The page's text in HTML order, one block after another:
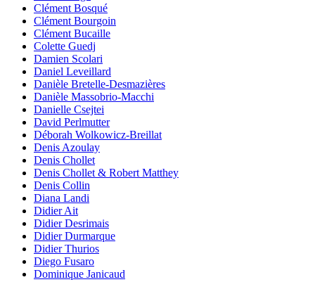
Clément Bosqué
Clément Bourgoin
Clément Bucaille
Colette Guedj
Damien Scolari
Daniel Leveillard
Danièle Bretelle-Desmazières
Danièle Massobrio-Macchi
Danielle Csejtei
David Perlmutter
Déborah Wolkowicz-Breillat
Denis Azoulay
Denis Chollet
Denis Chollet & Robert Matthey
Denis Collin
Diana Landi
Didier Ait
Didier Desrimais
Didier Durmarque
Didier Thurios
Diego Fusaro
Dominique Janicaud